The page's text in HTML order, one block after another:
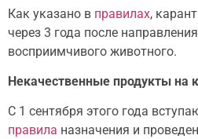
Как указано в правилах,
через 3 года после
восприимчивого животного.
Некачественные продукты на
С 1 сентября этого года
правила назначения и